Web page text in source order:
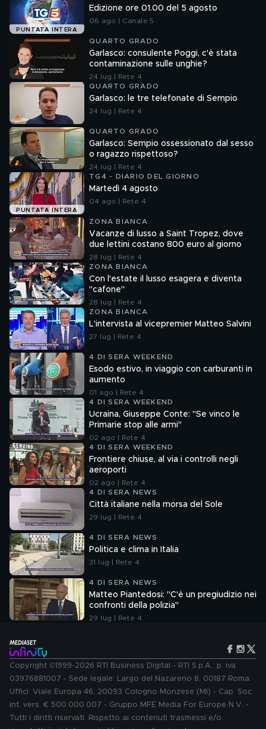
PUNTATA INTERA
Edizione ore 01.00 del 5 agosto
06 ago | Canale 5
QUARTO GRADO
Garlasco: consulente Poggi, c'è stata
contaminazione sulle unghie?
24 lug | Rete 4
QUARTO GRADO
Garlasco: le tre telefonate di Sempio
24 lug | Rete 4
QUARTO GRADO
Garlasco: Sempio ossessionato dal sesso
o ragazzo rispettoso?
24 lug | Rete 4
PUNTATA INTERA
TG4 - DIARIO DEL GIORNO
Martedì 4 agosto
04 ago | Rete 4
ZONA BIANCA
Vacanze di lusso a Saint Tropez, dove
due lettini costano 800 euro al giorno
28 lug | Rete 4
ZONA BIANCA
Con l'estate il lusso esagera e diventa
"cafone"
28 lug | Rete 4
ZONA BIANCA
L'intervista al vicepremier Matteo Salvini
27 lug | Rete 4
4 DI SERA WEEKEND
Esodo estivo, in viaggio con carburanti in
aumento
01 ago | Rete 4
4 DI SERA WEEKEND
Ucraina, Giuseppe Conte: "Se vinco le
Primarie stop alle armi"
02 ago | Rete 4
4 DI SERA WEEKEND
Frontiere chiuse, al via i controlli negli
aeroporti
02 ago | Rete 4
4 DI SERA NEWS
Città italiane nella morsa del Sole
29 lug | Rete 4
4 DI SERA NEWS
Politica e clima in Italia
31 lug | Rete 4
4 DI SERA NEWS
Matteo Piantedosi: "C'è un pregiudizio nei
confronti della polizia"
29 lug | Rete 4
Copyright ©1999-2026 RTI Business Digital - RTI S.p.A.: p. iva
03976881007 - Sede legale: Largo del Nazareno 8, 00187 Roma.
Uffici: Viale Europa 46, 20093 Cologno Monzese (MI) - Cap. Soc.
int. vers. € 500.000.007 - Gruppo MFE Media For Europe N.V. -
Tutti i diritti riservati. Rispetto ai contenuti trasmessi e/o